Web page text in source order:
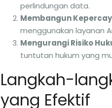
perlindungan data.
Membangun
menggunakan layanan
Mengurangi Risiko
tuntutan hukum yang
Langkah-
yang Efektif